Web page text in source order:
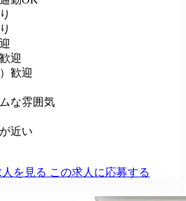
迎
歓迎
な雰囲気
近い
を見る この求人に応募する